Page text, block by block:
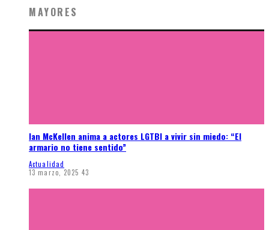
MAYORES
Ian McKellen anima a actores LGTBI a vivir sin miedo: “El
armario no tiene sentido”
Actualidad
13 marzo, 2025 43